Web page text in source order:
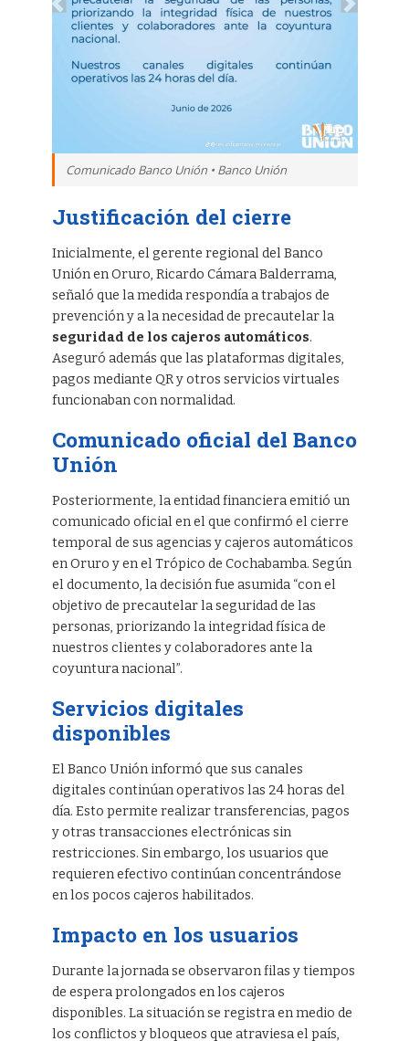
Comunicado Banco Unión • Banco Unión
Justificación del cierre
Inicialmente, el gerente regional del Banco
Unión en Oruro, Ricardo Cámara Balderrama,
señaló que la medida respondía a trabajos de
prevención y a la necesidad de precautelar la
seguridad de los cajeros automáticos.
Aseguró además que las plataformas digitales,
pagos mediante QR y otros servicios virtuales
funcionaban con normalidad.
Comunicado oficial del Banco
Unión
Posteriormente, la entidad financiera emitió un
comunicado oficial en el que confirmó el cierre
temporal de sus agencias y cajeros automáticos
en Oruro y en el Trópico de Cochabamba. Según
el documento, la decisión fue asumida “con el
objetivo de precautelar la seguridad de las
personas, priorizando la integridad física de
nuestros clientes y colaboradores ante la
coyuntura nacional”.
Servicios digitales
disponibles
El Banco Unión informó que sus canales
digitales continúan operativos las 24 horas del
día. Esto permite realizar transferencias, pagos
y otras transacciones electrónicas sin
restricciones. Sin embargo, los usuarios que
requieren efectivo continúan concentrándose
en los pocos cajeros habilitados.
Impacto en los usuarios
Durante la jornada se observaron filas y tiempos
de espera prolongados en los cajeros
disponibles. La situación se registra en medio de
los conflictos y bloqueos que atraviesa el país,